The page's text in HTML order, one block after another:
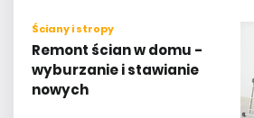
Ściany i stropy
Remont ścian w domu -
wyburzanie i stawianie
nowych